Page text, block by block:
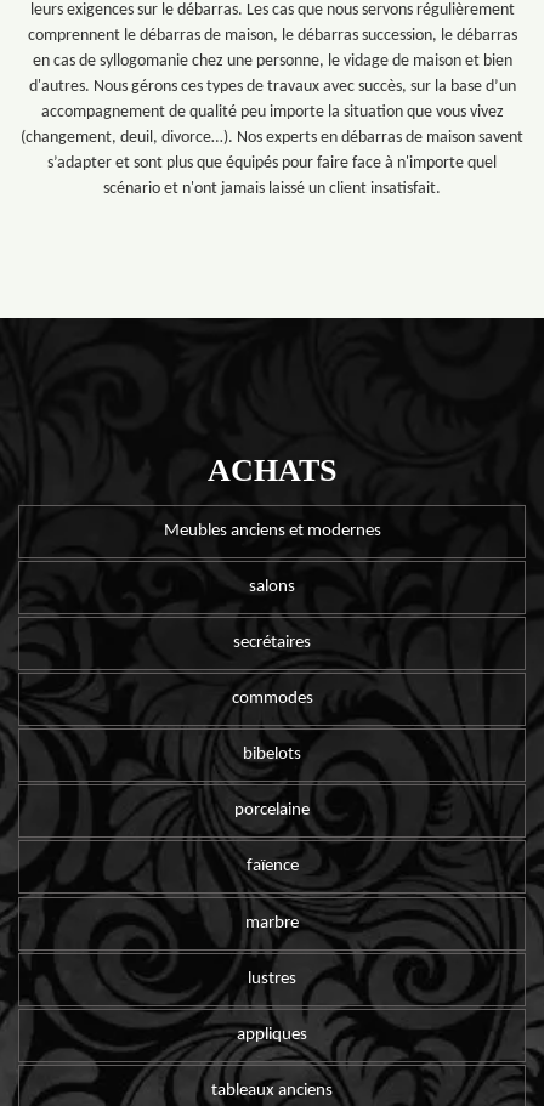
leurs exigences sur le débarras. Les cas que nous servons régulièrement
comprennent le débarras de maison, le débarras succession, le débarras
en cas de syllogomanie chez une personne, le vidage de maison et bien
d'autres. Nous gérons ces types de travaux avec succès, sur la base d’un
accompagnement de qualité peu importe la situation que vous vivez
(changement, deuil, divorce…). Nos experts en débarras de maison savent
s’adapter et sont plus que équipés pour faire face à n'importe quel
scénario et n'ont jamais laissé un client insatisfait.
ACHATS
Meubles anciens et modernes
salons
secrétaires
commodes
bibelots
porcelaine
faïence
marbre
lustres
appliques
tableaux anciens